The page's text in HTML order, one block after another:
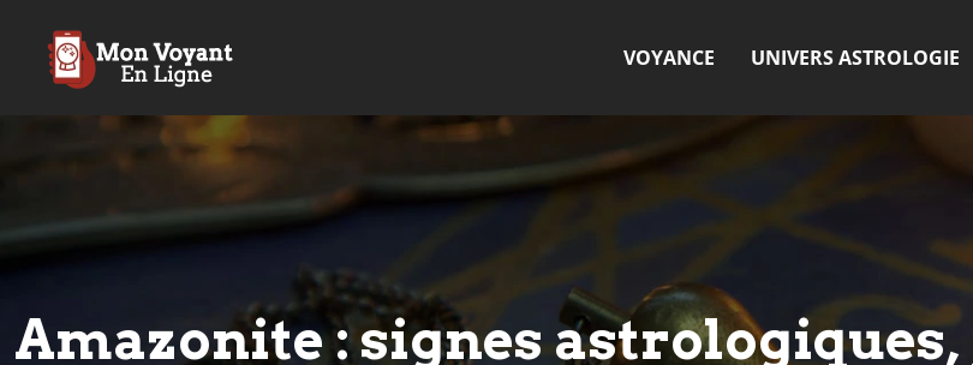
VOYANCE UNIVERS ASTROLOGIE
Amazonite : signes